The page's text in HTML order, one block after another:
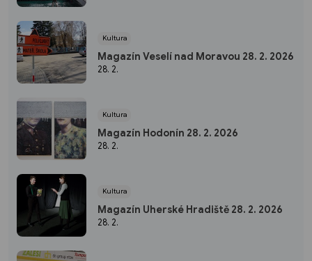
Kultura
Magazín Veselí nad Moravou 28. 2. 2026
28. 2.
Kultura
Magazín Hodonín 28. 2. 2026
28. 2.
Kultura
Magazín Uherské Hradiště 28. 2. 2026
28. 2.